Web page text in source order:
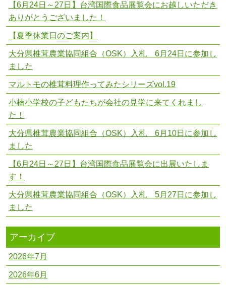
【6月24日～27日】台湾国際食品展覧会にお越しいただき
ありがとうございました！
【夏季休業日のご案内】
大分県椎茸農業協同組合（OSK）入札 6月24日に参加し
ました
マルトモの椎茸料理作ってみたシリーズvol.19
小楠小学校の子どもたちが会社の見学に来てくれまし
た！
大分県椎茸農業協同組合（OSK）入札 6月10日に参加し
ました
【6月24日～27日】台湾国際食品展覧会に出展いたしま
す！
大分県椎茸農業協同組合（OSK）入札 5月27日に参加し
ました
アーカイブ
2026年7月
2026年6月